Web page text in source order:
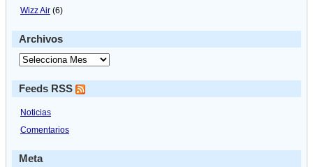
Wizz Air (6)
Archivos
Feeds RSS
Noticias
Comentarios
Meta